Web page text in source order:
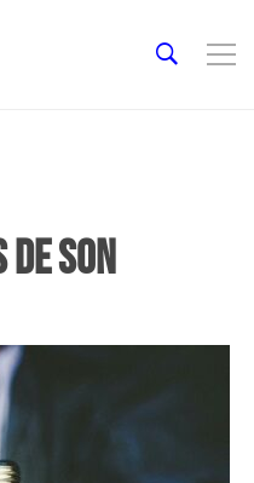
son